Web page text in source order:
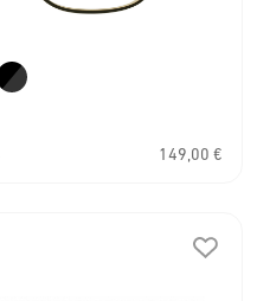
149,00 €